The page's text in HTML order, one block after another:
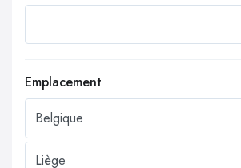
Emplacement